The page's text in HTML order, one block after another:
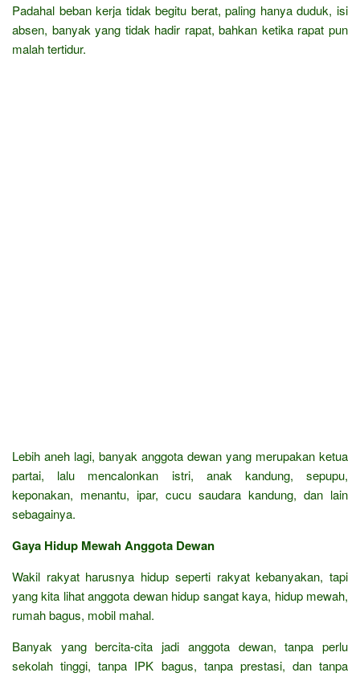
Padahal beban kerja tidak begitu berat, paling hanya duduk, isi
absen, banyak yang tidak hadir rapat, bahkan ketika rapat pun
malah tertidur.
Lebih aneh lagi, banyak anggota dewan yang merupakan ketua
partai, lalu mencalonkan istri, anak kandung, sepupu,
keponakan, menantu, ipar, cucu saudara kandung, dan lain
sebagainya.
Gaya Hidup Mewah Anggota Dewan
Wakil rakyat harusnya hidup seperti rakyat kebanyakan, tapi
yang kita lihat anggota dewan hidup sangat kaya, hidup mewah,
rumah bagus, mobil mahal.
Banyak yang bercita-cita jadi anggota dewan, tanpa perlu
sekolah tinggi, tanpa IPK bagus, tanpa prestasi, dan tanpa